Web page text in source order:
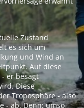
Zustand
es sich um
und Wind an
Auf diese
er besagt
Diese
Troposphäre - also
- ab. Denn: umso